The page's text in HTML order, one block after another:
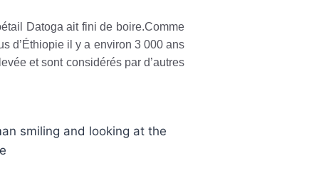
Datoga ait fini de boire.Comme
d’Éthiopie il y a environ 3 000 ans
et sont considérés par d’autres